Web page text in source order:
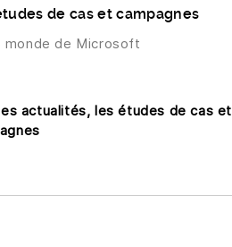
de cas et campagnes
monde de Microsoft
actualités, les études de cas et